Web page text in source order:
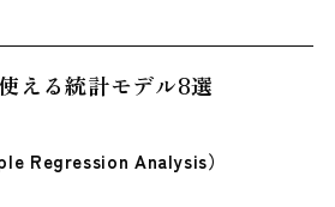
える統計モデル8選
Regression Analysis）